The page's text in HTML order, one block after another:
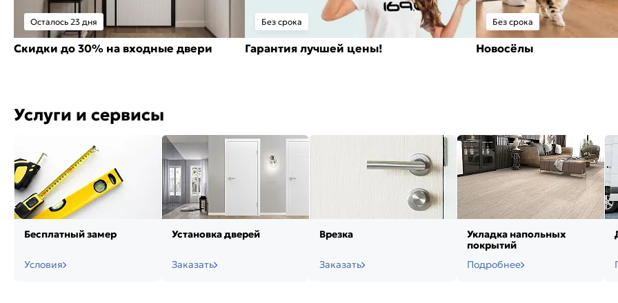
Осталось 23 дня
Скидки до 30% на входные двери
Без срока
Гарантия лучшей цены!
Без срока
Новосёлы
Услуги и сервисы
Бесплатный замер
Условия
Установка дверей
Заказать
Врезка
Заказать
Укладка напольных
покрытий
Подробнее